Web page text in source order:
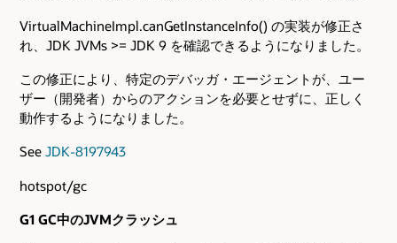
VirtualMachineImpl.canGetInstanceInfo() の実装が修正さ
れ、JDK JVMs >= JDK 9 を確認できるようになりました。
この修正により、特定のデバッガ・エージェントが、ユー
ザー（開発者）からのアクションを必要とせずに、正しく
動作するようになりました。
See JDK-8197943
hotspot/gc
G1 GC中のJVMクラッシュ